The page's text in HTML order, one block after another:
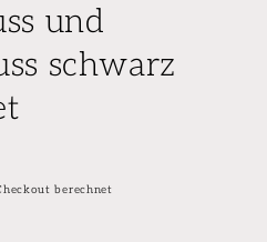
und
schwarz
berechnet